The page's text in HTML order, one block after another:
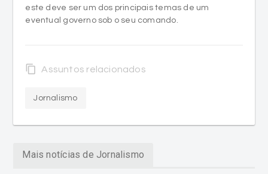
este deve ser um dos principais temas de um
eventual governo sob o seu comando.
content_copy Assuntos relacionados
Jornalismo
Mais notícias de Jornalismo